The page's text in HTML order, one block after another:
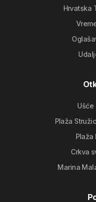
Hrvatska
Ušće
Plaža
Plaža
Crkva
Marina